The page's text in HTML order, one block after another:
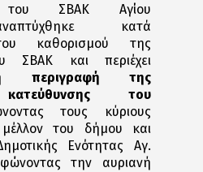
ΣΒΑΚ Αγίου
κατά
καθορισμού της
ΣΒΑΚ και περιέχει
περιγραφή της
κατεύθυνσης του
τους κύριους
του δήμου και
Ενότητας Αγ.
την αυριανή